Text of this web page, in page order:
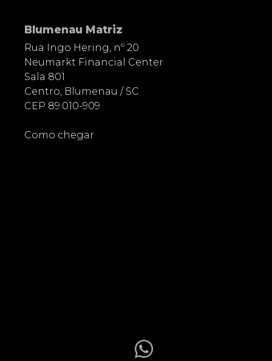
Blumenau Matriz
Rua Ingo Hering, nº 20
Neumarkt Financial Center
Sala 801
Centro, Blumenau / SC
CEP 89.010-909
Como chegar